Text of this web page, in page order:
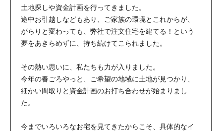
土地探しや資金計画を行ってきました。
途中お引越しなどもあり、ご家族の環境とこれからが、
がらりと変わっても、弊社で注文住宅を建てる！という
夢をあきらめずに、持ち続けてこられました。
その熱い思いに、私たちも力が入りました。
今年の春ごろやっと、ご希望の地域に土地が見つかり、
細かい間取りと資金計画のお打ち合わせが始まりまし
た。
今までいろいろなお宅を見てきたからこそ、具体的なイ